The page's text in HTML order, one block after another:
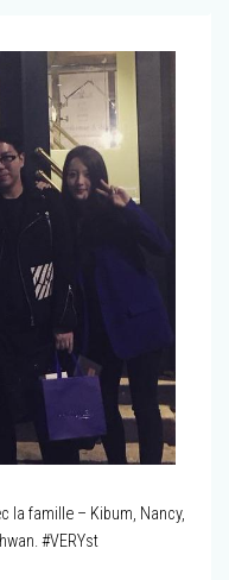
la famille – Kibum, Nancy,
#VERYst